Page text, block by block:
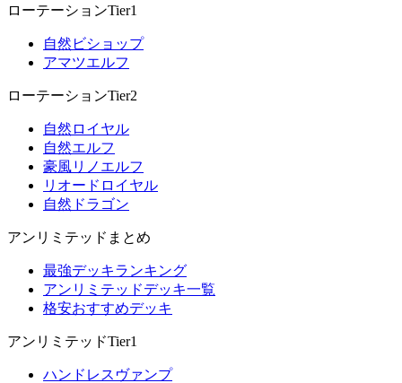
ローテーションTier1
自然ビショップ
アマツエルフ
ローテーションTier2
自然ロイヤル
自然エルフ
豪風リノエルフ
リオードロイヤル
自然ドラゴン
アンリミテッドまとめ
最強デッキランキング
アンリミテッドデッキ一覧
格安おすすめデッキ
アンリミテッドTier1
ハンドレスヴァンプ